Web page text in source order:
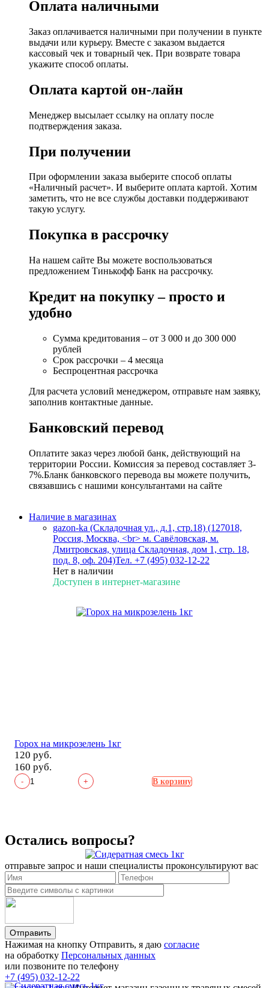
Оплата наличными
Заказ оплачивается наличными при получении в пункте
выдачи или курьеру. Вместе с заказом выдается
кассовый чек и товарный чек. При возврате товара
укажите способ оплаты.
Оплата картой он-лайн
Менеджер высылает ссылку на оплату после
подтверждения заказа.
При получении
При оформлении заказа выберите способ оплаты
«Наличный расчет». И выберите оплата картой. Хотим
заметить, что не все службы доставки поддерживают
такую услугу.
Покупка в рассрочку
На нашем сайте Вы можете воспользоваться
предложением Тинькофф Банк на рассрочку.
Кредит на покупку – просто и
удобно
Сумма кредитования – от 3 000 и до 300 000
рублей
Срок рассрочки – 4 месяца
Беспроцентная рассрочка
Для расчета условий менеджером, отправьте нам заявку,
заполнив контактные данные.
Банковский перевод
Оплатите заказ через любой банк, действующий на
территории России. Комиссия за перевод составляет 3-
7%.Бланк банковского перевода вы можете получить,
связавшись с нашими консультантами на сайте
Наличие в магазинах
gazon-ka (Складочная ул., д.1, стр.18) (127018,
Россия, Москва, <br> м. Савёловская, м.
Дмитровская, улица Складочная, дом 1, стр. 18,
под. 8, оф. 204)Тел. +7 (495) 032-12-22
Нет в наличии
Доступен в интернет-магазине
Горох на микрозелень 1кг
120 руб.
160 руб.
- + В корзину
Сидератная смесь 1кг
Остались вопросы?
отправьте запрос и наши специалисты проконсультируют вас
Отправить
Нажимая на кнопку Отправить, я даю согласие
на обработку Персональных данных
или позвоните по телефону
+7 (495) 032-12-22